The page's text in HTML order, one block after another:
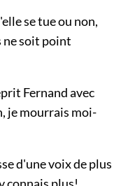
se tue ou non,
ne soit point
Fernand avec
je mourrais moi-
d'une voix de plus